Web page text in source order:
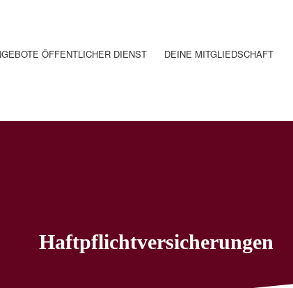
ÖFFENTLICHER DIENST DEINE MITGLIEDSCHAFT
Haftpflichtversicherungen